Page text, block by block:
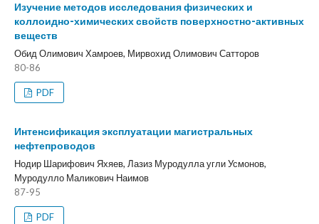
Изучение методов исследования физических и
коллоидно-химических свойств поверхностно-активных
веществ
Обид Олимович Хамроев, Мирвохид Олимович Сатторов
80-86
PDF
Интенсификация эксплуатации магистральных
нефтепроводов
Нодир Шарифович Яхяев, Лазиз Муродулла угли Усмонов,
Муродулло Маликович Наимов
87-95
PDF